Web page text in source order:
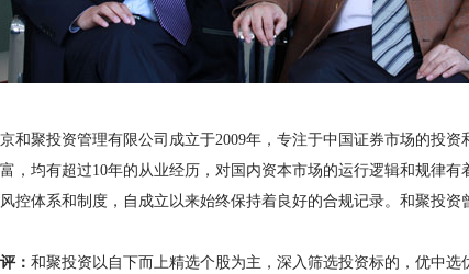
聚投资管理有限公司成立于2009年，专注于中国证券市场的投资
，均有超过10年的从业经历，对国内资本市场的运行逻辑和规律
控体系和制度，自成立以来始终保持着良好的合规记录。和聚投资
： 和聚投资以自下而上精选个股为主，深入筛选投资标的，优中